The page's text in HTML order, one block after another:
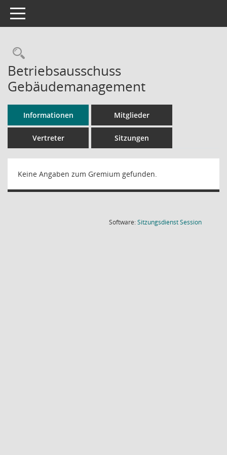
Toggle navigation
Rechercheauswahl
Betriebsausschuss
Gebäudemanagement
Informationen Mitglieder
Vertreter Sitzungen
Keine Angaben zum Gremium gefunden.
Software:SitzungsdienstSession(Wird in